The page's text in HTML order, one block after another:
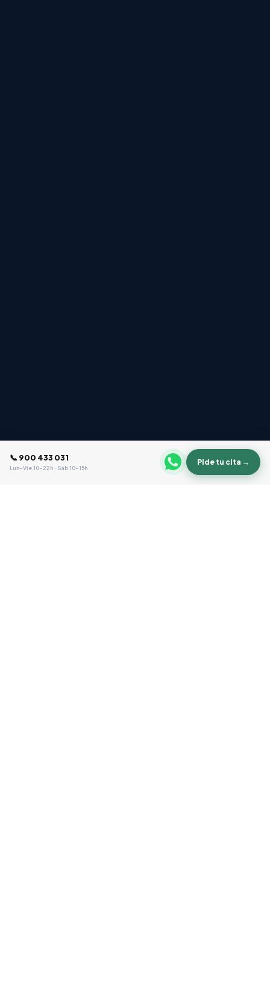
📞 900 433 031
Lun–Vie 10–22h · Sáb 10–15h
Pide tu cita →